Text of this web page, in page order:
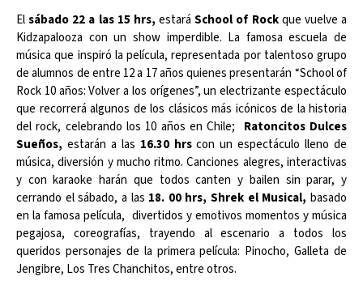
Elsábado 22 a las 15 hrs, estaráSchool of Rockque vuelve a
Kidzapalooza con un show imperdible. La famosa escuela de
música que inspiró la película, representada por talentoso grupo
de alumnos de entre 12 a 17 años quienes presentarán “School of
Rock 10 años: Volver a los orígenes”, un electrizante espectáculo
que recorrerá algunos de los clásicos más icónicos de la historia
del rock, celebrando los 10 años en Chile; Ratoncitos Dulces
Sueños, estarán a las 16.30 hrscon un espectáculo lleno de
música, diversión y mucho ritmo. Canciones alegres, interactivas
y con karaoke harán que todos canten y bailen sin parar, y
cerrando el sábado, a las 18. 00 hrs, Shrek el Musical,basado
en la famosa película, divertidos y emotivos momentos y música
pegajosa, coreografías, trayendo al escenario a todos los
queridos personajes de la primera película: Pinocho, Galleta de
Jengibre, Los Tres Chanchitos, entre otros.